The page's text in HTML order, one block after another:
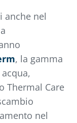
anche nel
, la gamma
Thermal Care
nel